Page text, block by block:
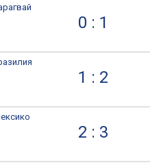
0 : 1
1 : 2
2 : 3